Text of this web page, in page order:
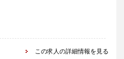
この求人の詳細情報を見る